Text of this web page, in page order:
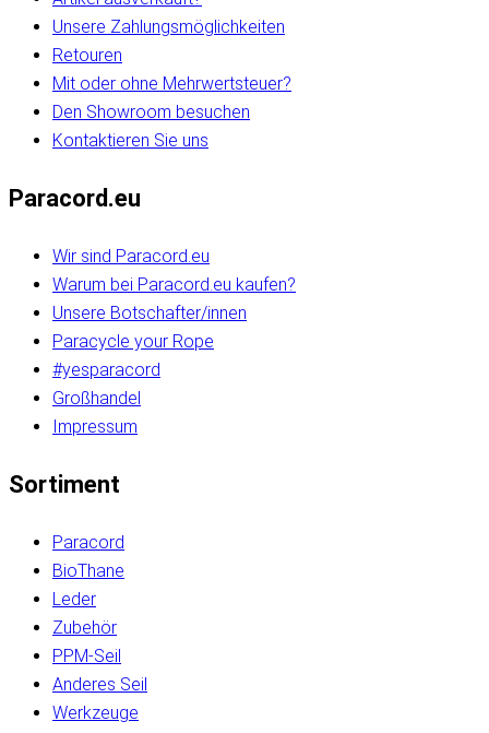
Unsere Zahlungsmöglichkeiten
Retouren
Mit oder ohne Mehrwertsteuer?
Den Showroom besuchen
Kontaktieren Sie uns
Paracord.eu
Wir sind Paracord.eu
Warum bei Paracord.eu kaufen?
Unsere Botschafter/innen
Paracycle your Rope
#yesparacord
Großhandel
Impressum
Sortiment
Paracord
BioThane
Leder
Zubehör
PPM-Seil
Anderes Seil
Werkzeuge